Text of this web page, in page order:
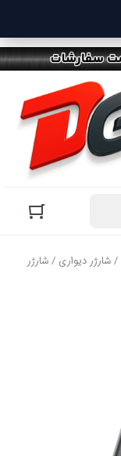
/شارژر دیواری / شارژر